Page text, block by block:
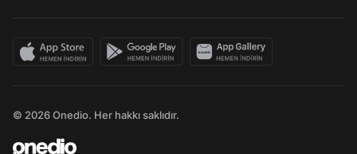
© 2026 Onedio. Her hakkı saklıdır.